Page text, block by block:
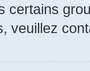
certains
veuillez